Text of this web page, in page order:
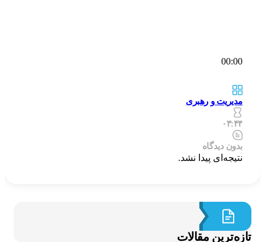
00:00
مدیریت و رهبری
۰۳:۴۴
بدون دیدگاه
نتیجه‌ای پیدا نشد.
مقالات